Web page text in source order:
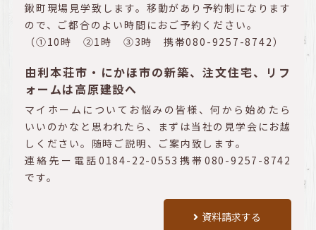
鍬町現場見学致します。移動があり予約制になります
ので、ご都合のよい時間におご予約ください。
（①10時 ②1時 ③3時 携帯080-9257-8742）
由利本荘市・にかほ市の新築、注文住宅、リフ
ォームは高原建設へ
マイホームについてお悩みの皆様、何から始めたら
いいのかなと思われたら、まずは当社の見学会にお越
しください。随時ご説明、ご案内致します。
連絡先ー電話0184-22-0553携帯080-9257-8742
です。
資料請求する